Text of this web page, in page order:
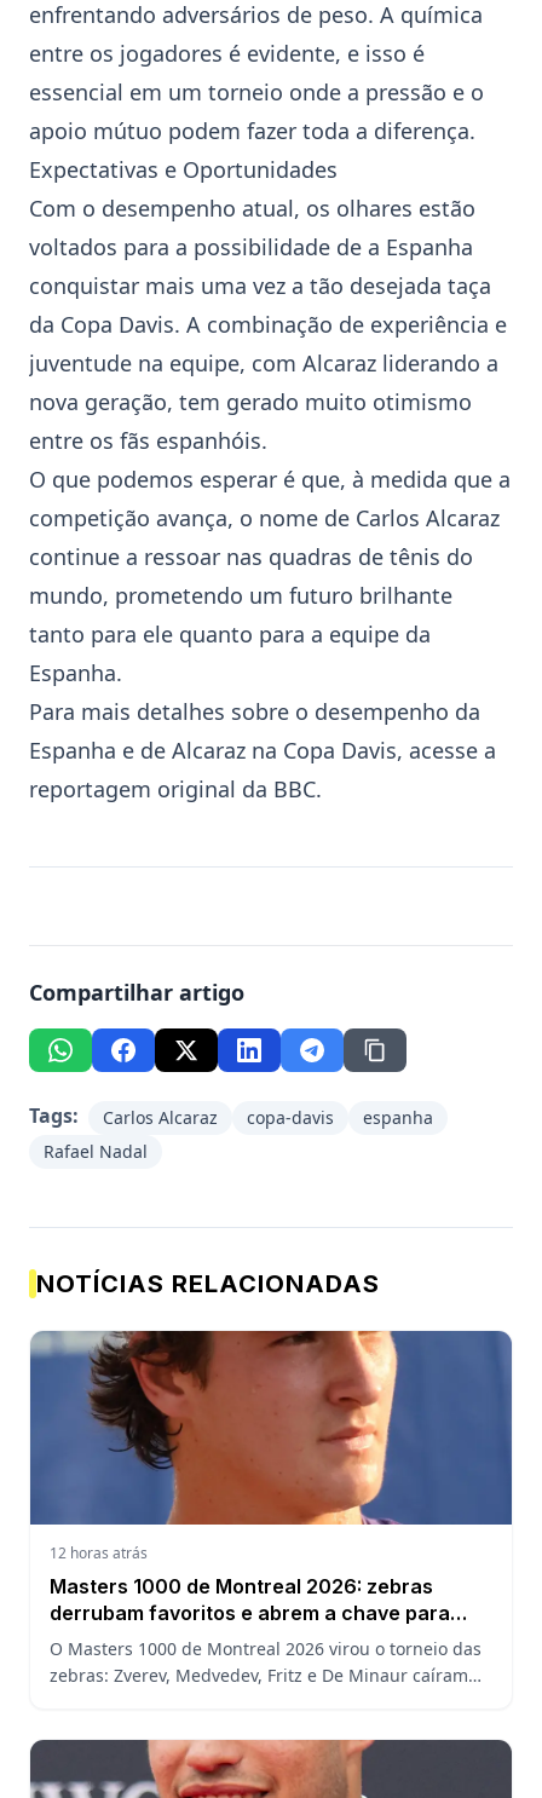
enfrentando adversários de peso. A química
entre os jogadores é evidente, e isso é
essencial em um torneio onde a pressão e o
apoio mútuo podem fazer toda a diferença.
Expectativas e Oportunidades
Com o desempenho atual, os olhares estão
voltados para a possibilidade de a Espanha
conquistar mais uma vez a tão desejada taça
da Copa Davis. A combinação de experiência e
juventude na equipe, com Alcaraz liderando a
nova geração, tem gerado muito otimismo
entre os fãs espanhóis.
O que podemos esperar é que, à medida que a
competição avança, o nome de Carlos Alcaraz
continue a ressoar nas quadras de tênis do
mundo, prometendo um futuro brilhante
tanto para ele quanto para a equipe da
Espanha.
Para mais detalhes sobre o desempenho da
Espanha e de Alcaraz na Copa Davis, acesse a
reportagem original da BBC.
Compartilhar artigo
Tags: Carlos Alcaraz copa-davis
espanha
Rafael Nadal
NOTÍCIAS RELACIONADAS
12 horas atrás
Masters 1000 de Montreal 2026: zebras
derrubam favoritos e abrem a chave para
João Fonseca
O Masters 1000 de Montreal 2026 virou o torneio das
zebras: Zverev, Medvedev, Fritz e De Minaur caíram